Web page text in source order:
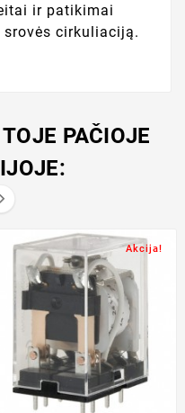
ir patikimai
cirkuliaciją.
PAČIOJE

Akcija!